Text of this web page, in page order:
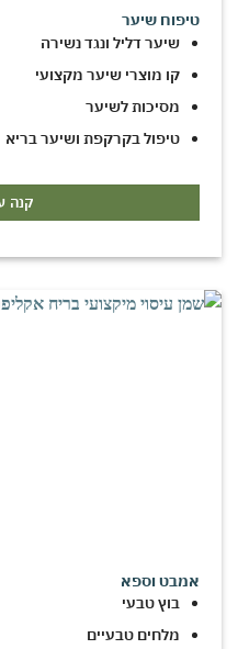
טיפוח שיער
שיער דליל ונגד נשירה
קו מוצרי שיער מקצועי
מסיכות לשיער
טיפול בקרקפת ושיער בריא
קנה עכשיו
אמבט וספא
בוץ טבעי
מלחים טבעיים